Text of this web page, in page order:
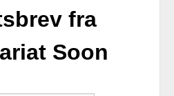
Sikkerhet og personvern
Nyhetsbrev
fra
Soon